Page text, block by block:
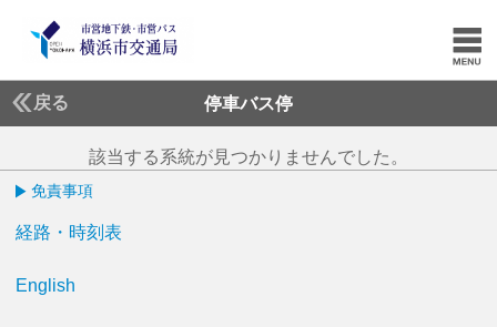
戻る 停車バス停
該当する系統が見つかりませんでした。
免責事項
経路・時刻表
English